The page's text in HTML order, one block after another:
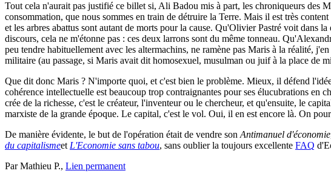
Tout cela n'aurait pas justifié ce billet si, Ali Badou mis à part, les chroniqueurs des
consommation, que nous sommes en train de détruire la Terre. Mais il est très
et les arbres abattus sont autant de morts pour la cause. Qu'Olivier Pastré voit
discours, cela ne m'étonne pas : ces deux larrons sont du même tonneau.
peu tendre habituellement avec les altermachins, ne ramène pas Maris à la réalité,
militaire (au passage, si Maris avait dit homosexuel, musulman ou juif à la place de
Que dit donc Maris ? N'importe quoi, et c'est bien le problème. Mieux, il défend
cohérence intellectuelle est beaucoup trop contraignantes pour ses élucubrations
crée de la richesse, c'est le créateur, l'inventeur ou le chercheur, et qu'ensuite, le
marxiste de la grande époque. Le capital, c'est le vol. Oui, il en est encore là. On
De manière évidente, le but de l'opération était de vendre son Antimanuel d'économie
du capitalismeet L'Economie sans tabou, sans oublier la toujours excellente FAQ
Par Mathieu P., Lien permanent